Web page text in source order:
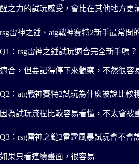
醒之力的試玩感受，會比在其他地方更
rsg雷神之錘、atg戰神賽特2新手最常問
Q1：rsg雷神之錘試玩適合完全新手嗎？
適合，但要記得停下來觀察，不然很容
Q2：atg戰神賽特2試玩為什麼被說比較
因為試玩流程比較容易看懂，不太會被
Q3：rsg雷神之鎚2雷霆風暴試玩會不會
如果只看連續畫面，很容易